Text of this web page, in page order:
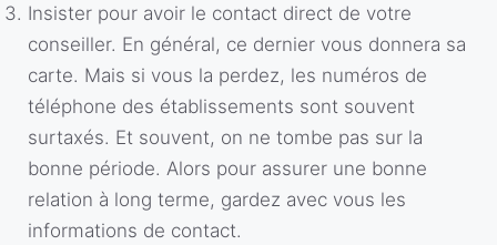
Insister pour avoir le contact direct de votre
conseiller. En général, ce dernier vous donnera sa
carte. Mais si vous la perdez, les numéros de
téléphone des établissements sont souvent
surtaxés. Et souvent, on ne tombe pas sur la
bonne période. Alors pour assurer une bonne
relation à long terme, gardez avec vous les
informations de contact.